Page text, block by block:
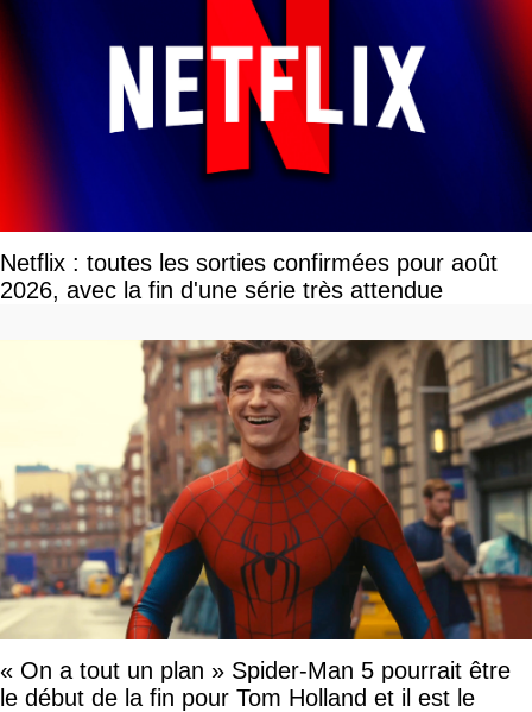
Netflix : toutes les sorties confirmées pour août
2026, avec la fin d'une série très attendue
« On a tout un plan » Spider-Man 5 pourrait être
le début de la fin pour Tom Holland et il est le